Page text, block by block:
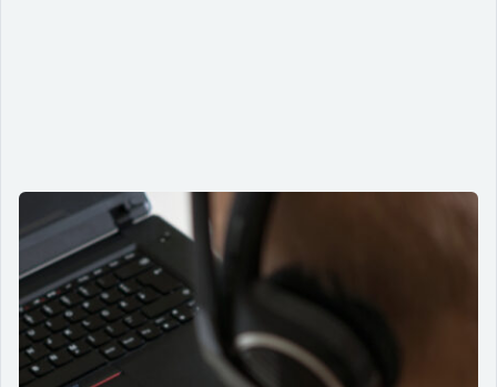
A jornada do Braille e seus desafios
na era digital
29/03/2024
Sistema revolucionário de escrita tátil que abriu portas
para a inclusão e comunicação de pessoas cegas ou